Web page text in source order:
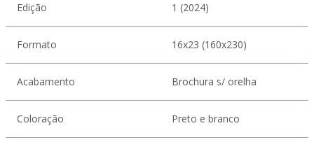
Edição 1 (2024)
Formato 16x23 (160x230)
Acabamento Brochura s/ orelha
Coloração Preto e branco